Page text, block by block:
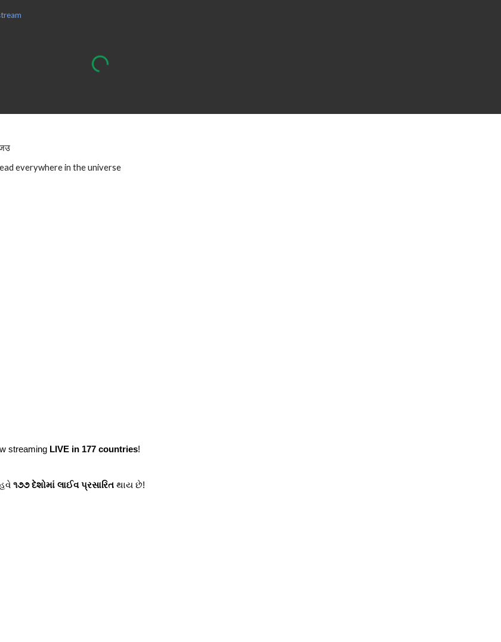
everywhere in the universe
streaming LIVE in 177 countries!
૧૭૭ દેશોમાં લાઈવ પ્રસારિતથાય છે!